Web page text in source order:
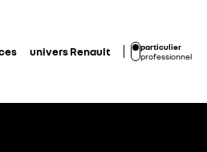
univers Renault
particulier
professionnel